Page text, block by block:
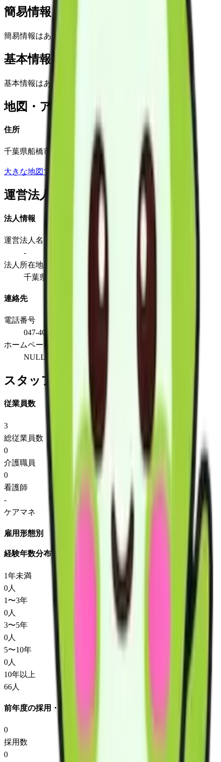
簡易情報
簡易情報はありません
基本情報(詳細)
基本情報はありません
地図・アクセス
住所
千葉県船橋市栄町1-21-281F
大きな地図で見る
運営法人
法人情報
運営法人名
-
法人所在地
千葉県船橋市栄町1-21-281F
連絡先
電話番号
047-401-9064
ホームページ
NULL
スタッフ情報
従業員数
3
総従業員数
0
介護職員
0
看護師
-
ケアマネ
雇用形態別
経験年数分布
1年未満
0人
1〜3年
0人
3〜5年
0人
5〜10年
0人
10年以上
66人
前年度の採用・退職
0
採用数
0